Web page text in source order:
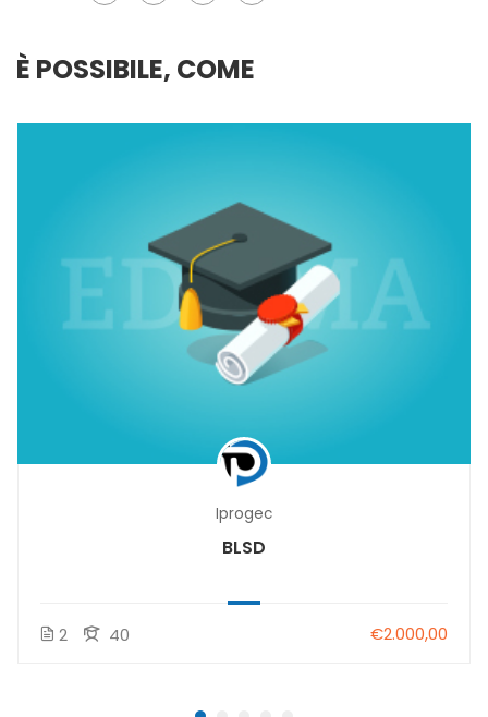
È POSSIBILE, COME
Iprogec
BLSD
2 40 €2.000,00